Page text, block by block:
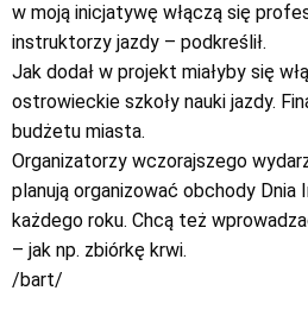
w moją inicjatywę włączą się
instruktorzy jazdy – podkreślił.
Jak dodał w projekt miałyby się
ostrowieckie szkoły nauki jazdy.
budżetu miasta.
Organizatorzy wczorajszego
planują organizować obchody Dnia
każdego roku. Chcą też
– jak np. zbiórkę krwi.
/bart/